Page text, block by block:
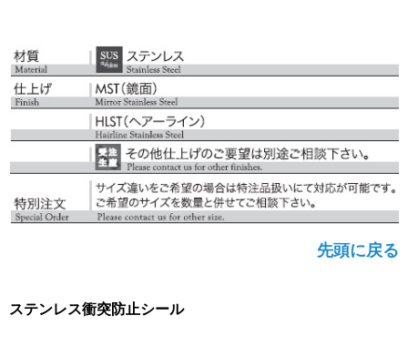
先頭に戻る
ステンレス衝突防止シール